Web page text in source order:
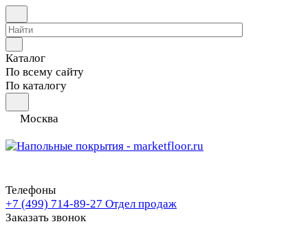
Каталог
По всему сайту
По каталогу
Москва
Телефоны
+7 (499) 714-89-27 Отдел продаж
Заказать звонок